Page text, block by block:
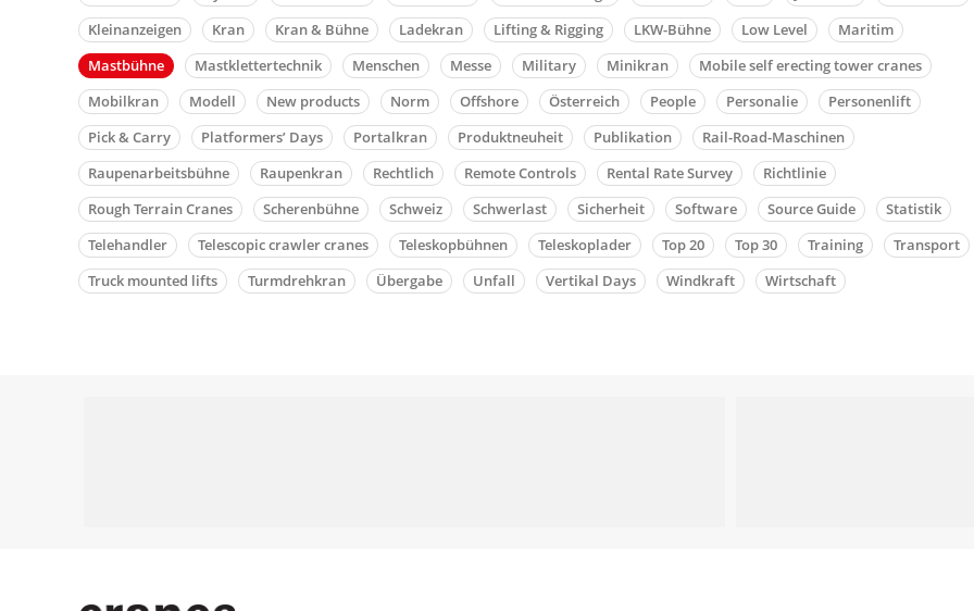
Kleinanzeigen
Kran Kran & Bühne Ladekran Lifting & Rigging LKW-Bühne Low Level
Maritim
Mastbühne
Mastklettertechnik Menschen Messe Military Minikran
Mobile self erecting tower cranes
Mobilkran
Modell New products Norm Offshore Österreich People Personalie
Personenlift
Pick & Carry
Platformers’ Days Portalkran Produktneuheit Publikation
Rail-Road-Maschinen
Raupenarbeitsbühne
Raupenkran Rechtlich Remote Controls Rental Rate Survey
Richtlinie
Rough Terrain Cranes
Scherenbühne Schweiz Schwerlast Sicherheit Software Source Guide
Statistik
Telehandler
Telescopic crawler cranes Teleskopbühnen Teleskoplader Top 20 Top 30 Training
Transport
Truck mounted lifts
Turmdrehkran Übergabe Unfall Vertikal Days Windkraft Wirtschaft